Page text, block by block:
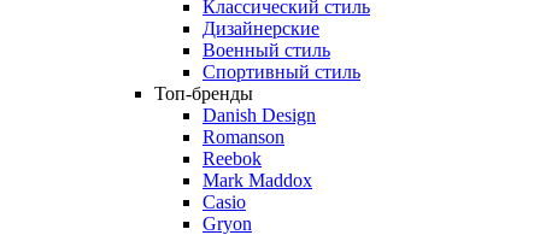
Классический стиль
Дизайнерские
Военный стиль
Спортивный стиль
Топ-бренды
Danish Design
Romanson
Reebok
Mark Maddox
Casio
Gryon